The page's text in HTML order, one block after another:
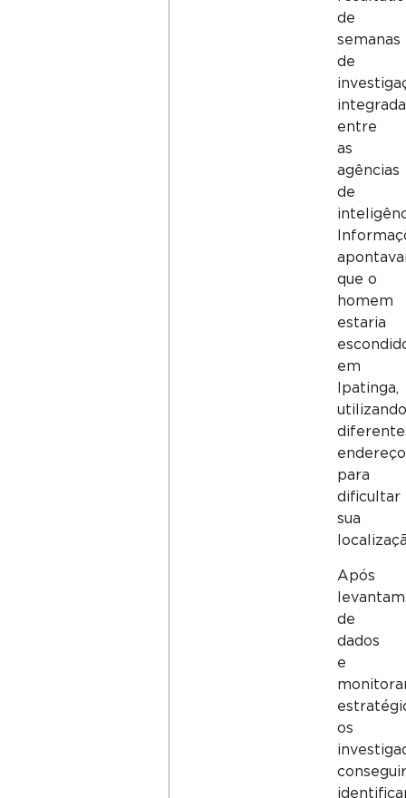
de
semanas
de
integrada
entre
as
agências
de
que o
homem
estaria
em
Ipatinga,
utilizando
para
dificultar
sua
Após
de
dados
e
os